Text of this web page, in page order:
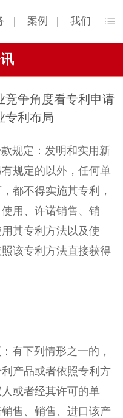
| 案例 | 我们
竞争角度看专利申请
专利布局
规定：发明和实用新
规定的以外，任何单
都不得实施其专利，
用、许诺销售、销
其专利方法以及使
该专利方法直接获得
下列情形之一的，
产品或者依照专利方
或者经其许可的单
售、销售、进口该产